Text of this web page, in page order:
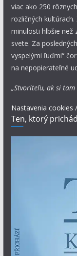
viac ako 250
rozličných
minulosti hlbšie než
svete. Za
vyspelými ľuďmi“
na nepopierateľné
„Stvoriteľu, ak si
Nastavenia cookies
Ten, ktorý